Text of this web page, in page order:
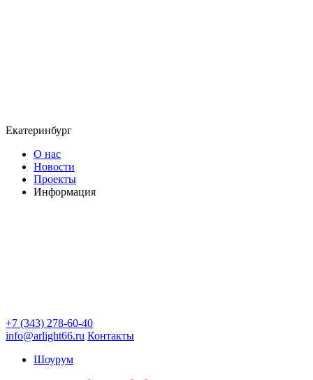
Екатеринбург
О нас
Новости
Проекты
Информация
+7 (343) 278-60-40
info@arlight66.ru Контакты
Шоурум